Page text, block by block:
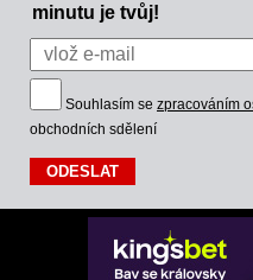
minutu je tvůj!
Souhlasím se zpracováním
obchodních sdělení